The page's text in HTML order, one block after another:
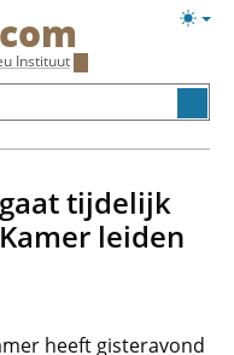
Instituut
tijdelijk
leiden
heeft gisteravond